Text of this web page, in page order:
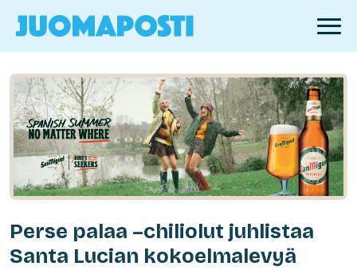
Perse palaa –chiliolut juhlistaa
Santa Lucian kokoelmalevyä